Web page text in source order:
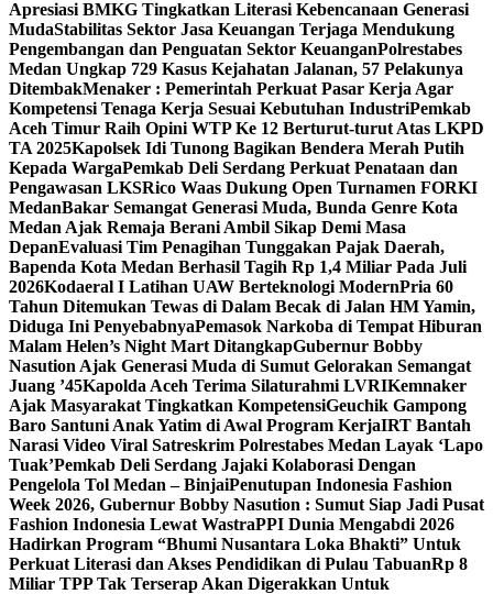
Apresiasi BMKG Tingkatkan Literasi Kebencanaan Generasi
MudaStabilitas Sektor Jasa Keuangan Terjaga Mendukung
Pengembangan dan Penguatan Sektor KeuanganPolrestabes
Medan Ungkap 729 Kasus Kejahatan Jalanan, 57 Pelakunya
DitembakMenaker : Pemerintah Perkuat Pasar Kerja Agar
Kompetensi Tenaga Kerja Sesuai Kebutuhan IndustriPemkab
Aceh Timur Raih Opini WTP Ke 12 Berturut-turut Atas LKPD
TA 2025Kapolsek Idi Tunong Bagikan Bendera Merah Putih
Kepada WargaPemkab Deli Serdang Perkuat Penataan dan
Pengawasan LKSRico Waas Dukung Open Turnamen FORKI
MedanBakar Semangat Generasi Muda, Bunda Genre Kota
Medan Ajak Remaja Berani Ambil Sikap Demi Masa
DepanEvaluasi Tim Penagihan Tunggakan Pajak Daerah,
Bapenda Kota Medan Berhasil Tagih Rp 1,4 Miliar Pada Juli
2026Kodaeral I Latihan UAW Berteknologi ModernPria 60
Tahun Ditemukan Tewas di Dalam Becak di Jalan HM Yamin,
Diduga Ini PenyebabnyaPemasok Narkoba di Tempat Hiburan
Malam Helen’s Night Mart DitangkapGubernur Bobby
Nasution Ajak Generasi Muda di Sumut Gelorakan Semangat
Juang ’45Kapolda Aceh Terima Silaturahmi LVRIKemnaker
Ajak Masyarakat Tingkatkan KompetensiGeuchik Gampong
Baro Santuni Anak Yatim di Awal Program KerjaIRT Bantah
Narasi Video Viral Satreskrim Polrestabes Medan Layak ‘Lapo
Tuak’Pemkab Deli Serdang Jajaki Kolaborasi Dengan
Pengelola Tol Medan – BinjaiPenutupan Indonesia Fashion
Week 2026, Gubernur Bobby Nasution : Sumut Siap Jadi Pusat
Fashion Indonesia Lewat WastraPPI Dunia Mengabdi 2026
Hadirkan Program “Bhumi Nusantara Loka Bhakti” Untuk
Perkuat Literasi dan Akses Pendidikan di Pulau TabuanRp 8
Miliar TPP Tak Terserap Akan Digerakkan Untuk